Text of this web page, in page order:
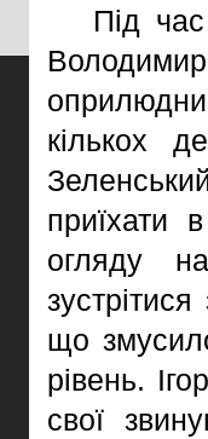
Під
кількох
приїхати
огляду
що
рівень.
свої